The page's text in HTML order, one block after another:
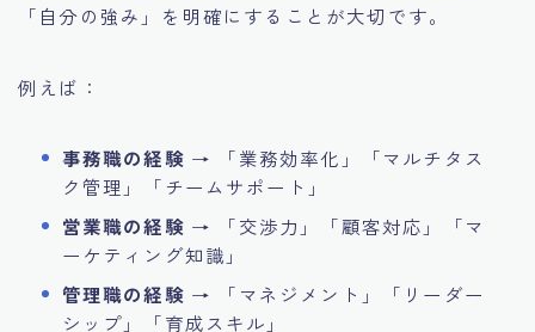
「自分の強み」を明確にすることが大切です。
例えば：
事務職の経験 → 「業務効率化」「マルチタス
ク管理」「チームサポート」
営業職の経験 → 「交渉力」「顧客対応」「マ
ーケティング知識」
管理職の経験 → 「マネジメント」「リーダー
シップ」「育成スキル」